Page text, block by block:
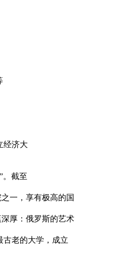
经济大
。截至
一，享有极高的国
厚‌：俄罗斯的艺术
古老的大学，成立